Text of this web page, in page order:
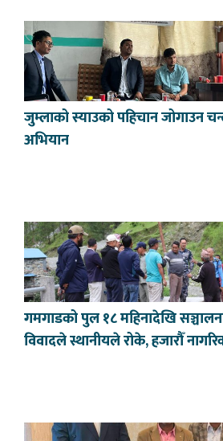
जुम्लाको स्याउको पहिचान जोगाउन
अभियान
गमगाडको पुल १८ महिनादेखि
विवादले स्थानीयले रोके, हजारौँ